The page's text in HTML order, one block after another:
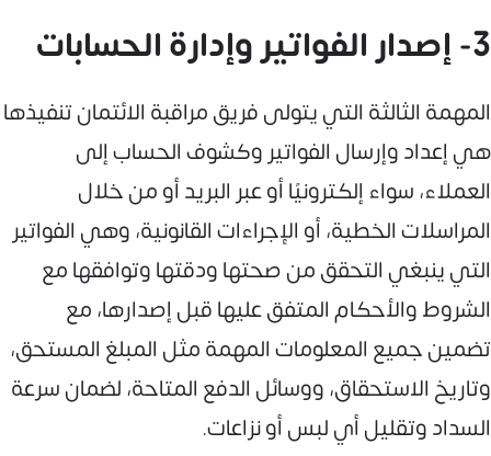
3- إصدار الفواتير وإدارة الحسابات
المهمة الثالثة التي يتولى فريق مراقبة الائتمان تنفيذها
هي إعداد وإرسال الفواتير وكشوف الحساب إلى
العملاء، سواء إلكترونيًا أو عبر البريد أو من خلال
المراسلات الخطية، أو الإجراءات القانونية، وهي الفواتير
التي ينبغي التحقق من صحتها ودقتها وتوافقها مع
الشروط والأحكام المتفق عليها قبل إصدارها، مع
تضمين جميع المعلومات المهمة مثل المبلغ المستحق،
وتاريخ الاستحقاق، ووسائل الدفع المتاحة، لضمان سرعة
السداد وتقليل أي لبس أو نزاعات.